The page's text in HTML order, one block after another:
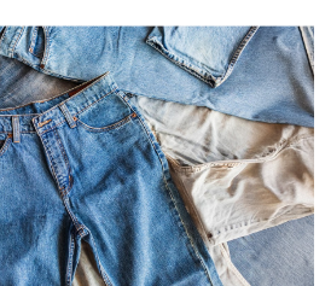
TalepleriZimbabve
Cumhuriyeti’nden Gelen...